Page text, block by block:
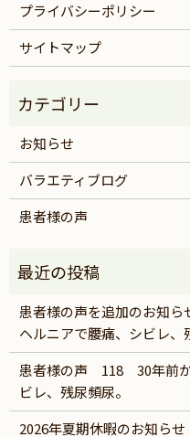
プライバシーポリシー
サイトマップ
お知らせ
バラエティブログ
患者様の声
患者様の声を追加のお知
ヘルニアで腰痛、シビレ
患者様の声 118 30年前か
ビレ、残尿頻尿。
2026年夏期休暇のお知らせ